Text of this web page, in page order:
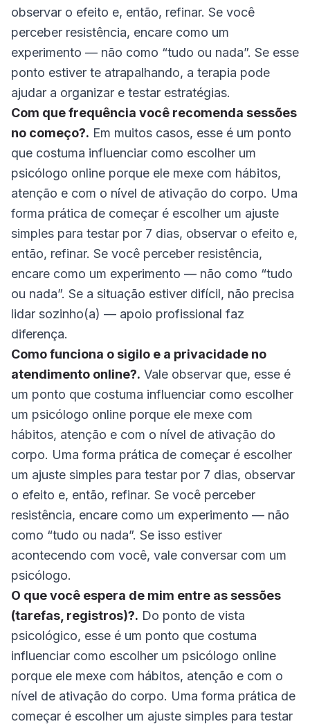
observar o efeito e, então, refinar. Se você
perceber resistência, encare como um
experimento — não como “tudo ou nada”. Se esse
ponto estiver te atrapalhando, a terapia pode
ajudar a organizar e testar estratégias.
Com que frequência você recomenda sessões
no começo?. Em muitos casos, esse é um ponto
que costuma influenciar como escolher um
psicólogo online porque ele mexe com hábitos,
atenção e com o nível de ativação do corpo. Uma
forma prática de começar é escolher um ajuste
simples para testar por 7 dias, observar o efeito e,
então, refinar. Se você perceber resistência,
encare como um experimento — não como “tudo
ou nada”. Se a situação estiver difícil, não precisa
lidar sozinho(a) — apoio profissional faz
diferença.
Como funciona o sigilo e a privacidade no
atendimento online?. Vale observar que, esse é
um ponto que costuma influenciar como escolher
um psicólogo online porque ele mexe com
hábitos, atenção e com o nível de ativação do
corpo. Uma forma prática de começar é escolher
um ajuste simples para testar por 7 dias, observar
o efeito e, então, refinar. Se você perceber
resistência, encare como um experimento — não
como “tudo ou nada”. Se isso estiver
acontecendo com você, vale conversar com um
psicólogo.
O que você espera de mim entre as sessões
(tarefas, registros)?. Do ponto de vista
psicológico, esse é um ponto que costuma
influenciar como escolher um psicólogo online
porque ele mexe com hábitos, atenção e com o
nível de ativação do corpo. Uma forma prática de
começar é escolher um ajuste simples para testar